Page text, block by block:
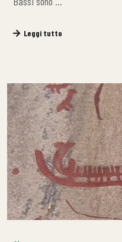
Leggi tutto